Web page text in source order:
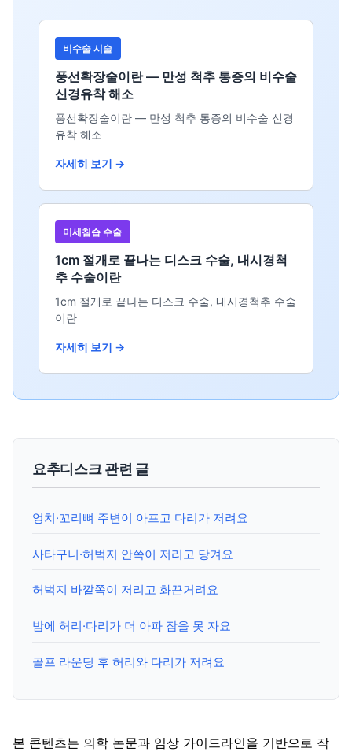
비수술 시술
풍선확장술이란 — 만성 척추 통증의 비수술
신경유착 해소
풍선확장술이란 — 만성 척추 통증의 비수술 신경
유착 해소
자세히 보기 →
미세침습 수술
1cm 절개로 끝나는 디스크 수술, 내시경척
추 수술이란
1cm 절개로 끝나는 디스크 수술, 내시경척추 수술
이란
자세히 보기 →
요추디스크 관련 글
엉치·꼬리뼈 주변이 아프고 다리가 저려요
사타구니·허벅지 안쪽이 저리고 당겨요
허벅지 바깥쪽이 저리고 화끈거려요
밤에 허리·다리가 더 아파 잠을 못 자요
골프 라운딩 후 허리와 다리가 저려요
본 콘텐츠는 의학 논문과 임상 가이드라인을 기반으로 작